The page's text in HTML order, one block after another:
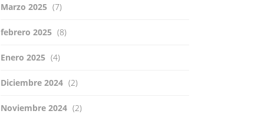
Marzo 2025 (7)
febrero 2025 (8)
Enero 2025 (4)
Diciembre 2024 (2)
Noviembre 2024 (2)